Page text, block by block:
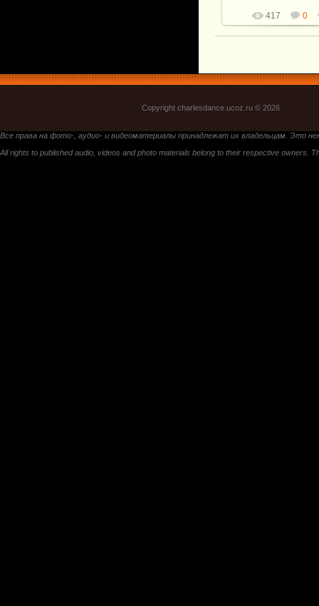
417 0
Copyright charlesdance.ucoz.ru © 2026
Все права на фото-, аудио- и видеоматериалы принадлежат их владельцам. Это
All rights to published audio, videos and photo materials belong to their respective owners.